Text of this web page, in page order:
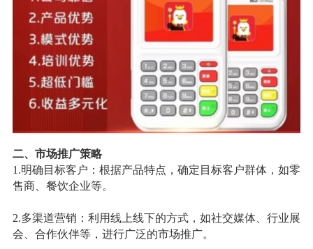
二、市场推广策略
1.明确目标客户：根据产品特点，确定目标客户群体，如零
售商、餐饮企业等。
2.多渠道营销：利用线上线下的方式，如社交媒体、行业展
会、合作伙伴等，进行广泛的市场推广。